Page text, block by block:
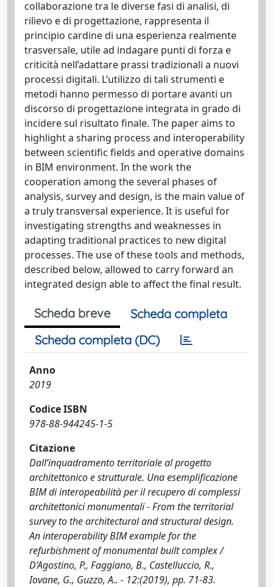
collaborazione tra le diverse fasi di analisi, di
rilievo e di progettazione, rappresenta il
principio cardine di una esperienza realmente
trasversale, utile ad indagare punti di forza e
criticità nell’adattare prassi tradizionali a nuovi
processi digitali. L’utilizzo di tali strumenti e
metodi hanno permesso di portare avanti un
discorso di progettazione integrata in grado di
incidere sul risultato finale. The paper aims to
highlight a sharing process and interoperability
between scientific fields and operative domains
in BIM environment. In the work the
cooperation among the several phases of
analysis, survey and design, is the main value of
a truly transversal experience. It is useful for
investigating strengths and weaknesses in
adapting traditional practices to new digital
processes. The use of these tools and methods,
described below, allowed to carry forward an
integrated design able to affect the final result.
Scheda breve
Scheda completa
Scheda completa (DC)
Anno
2019
Codice ISBN
978-88-944245-1-5
Citazione
Dall’inquadramento territoriale al progetto
architettonico e strutturale. Una esemplificazione
BIM di interopeabilità per il recupero di complessi
architettonici monumentali - From the territorial
survey to the architectural and structural design.
An interoperability BIM example for the
refurbishment of monumental built complex /
D’Agostino, P., Faggiano, B., Castelluccio, R.,
Iovane, G., Guzzo, A.. - 12:(2019), pp. 71-83.